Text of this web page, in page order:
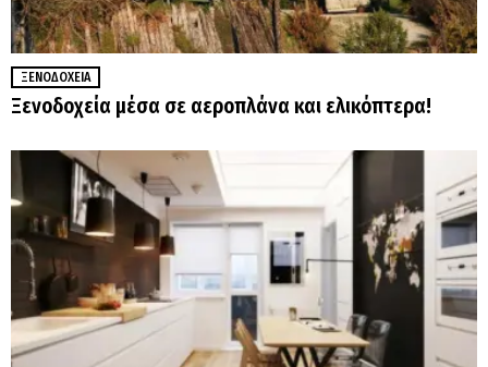
ΞΕΝΟΔΟΧΕΊΑ
Ξενοδοχεία μέσα σε αεροπλάνα και ελικόπτερα!